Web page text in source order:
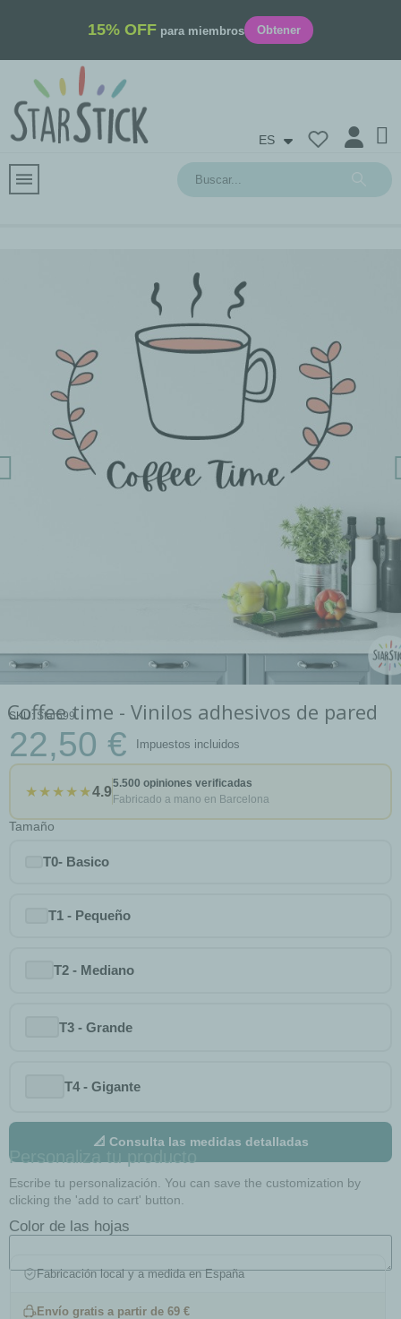
15% OFF para miembros Obtener
ES
Coffee time - Vinilos adhesivos de pared
SKU Star599
22,50 € Impuestos incluidos
★★★★★4.9
5.500 opiniones verificadas
Fabricado a mano en Barcelona
Tamaño
T0- Basico
T1 - Pequeño
T2 - Mediano
T3 - Grande
T4 - Gigante
📐 Consulta las medidas detalladas
Personaliza tu producto
Escribe tu personalización. You can save the customization by
clicking the 'add to cart' button.
Color de las hojas
Fabricación local y a medida en España
Envío gratis a partir de 69 €